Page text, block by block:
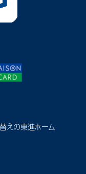
えの東進ホーム